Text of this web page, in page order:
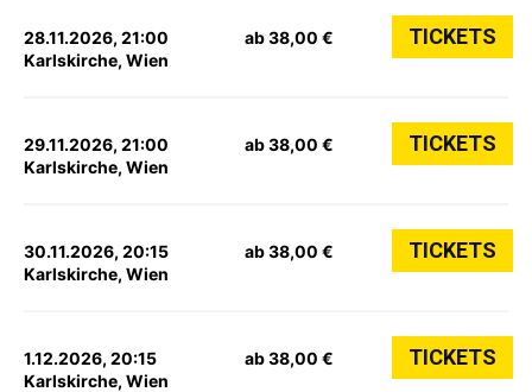
28.11.2026, 21:00
Karlskirche, Wien
ab 38,00 € TICKETS
29.11.2026, 21:00
Karlskirche, Wien
ab 38,00 € TICKETS
30.11.2026, 20:15
Karlskirche, Wien
ab 38,00 € TICKETS
1.12.2026, 20:15
Karlskirche, Wien
ab 38,00 € TICKETS